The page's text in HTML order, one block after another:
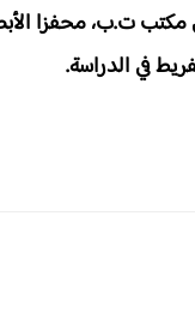
مكتب ت.ب، محفزا
في الدراسة.